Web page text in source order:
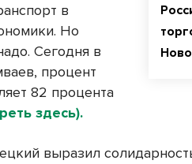
в
Но
Сегодня в
процент
82 процента
здесь).
выразил